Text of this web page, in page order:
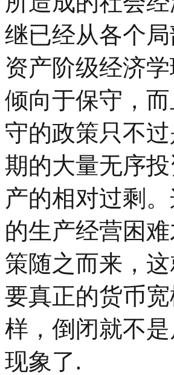
继已经从各个
资产阶级经济
倾向于保守，
守的政策只不
期的大量无序
产的相对过剩
的生产经营困
策随之而来，
要真正的货币
样，倒闭就不
现象了.